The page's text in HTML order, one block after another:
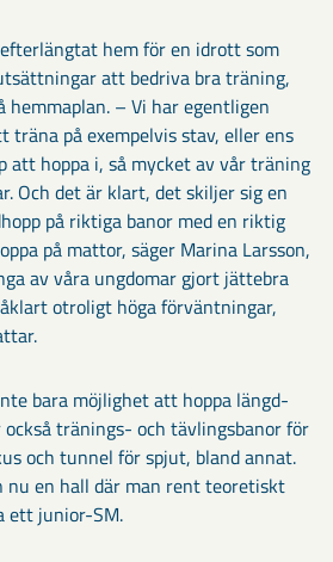
hem för en idrott som
att bedriva bra träning,
hemmaplan. – Vi har egentligen
på exempelvis stav, eller ens
att hoppa i, så mycket av vår träning
Och det är klart, det skiljer sig en
på riktiga banor med en riktig
på mattor, säger Marina Larsson,
av våra ungdomar gjort jättebra
otroligt höga förväntningar,
bara möjlighet att hoppa längd-
tränings- och tävlingsbanor för
och tunnel för spjut, bland annat.
nu en hall där man rent teoretiskt
ett junior-SM.